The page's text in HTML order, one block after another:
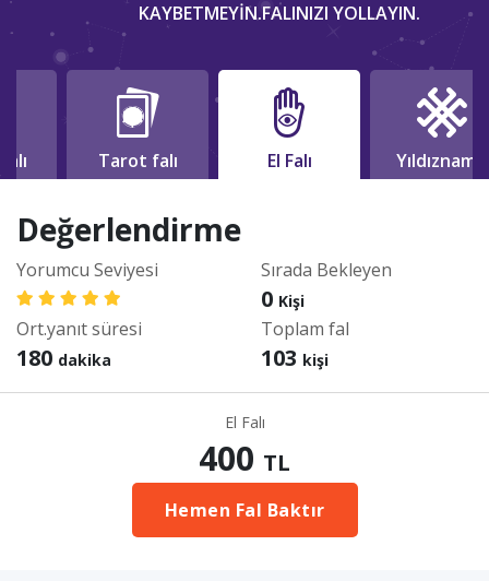
KAYBETMEYİN.FALINIZI YOLLAYIN.
Tarot falı El Falı Yıldızname
Değerlendirme
Yorumcu Seviyesi Sırada Bekleyen
0 Kişi
Ort.yanıt süresi
180 dakika
Toplam fal
103 kişi
El Falı
400 TL
Hemen Fal Baktır